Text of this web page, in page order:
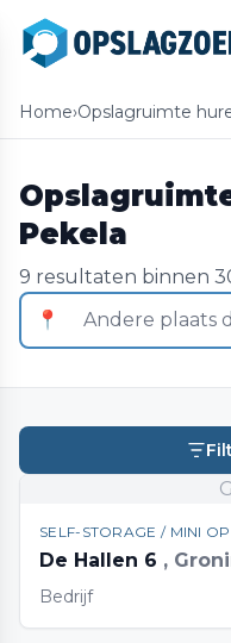
Home›Opslagruimte
Pekela
9 resultaten binnen
📍
SELF-STORAGE / MINI
De Hallen 6 ,
Bedrijf